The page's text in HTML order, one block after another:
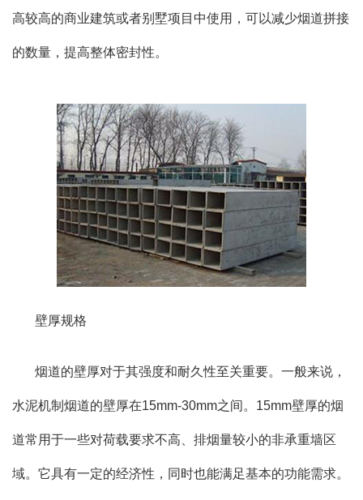
高较高的商业建筑或者别墅项目中使用，可以减少烟道拼接
的数量，提高整体密封性。
壁厚规格
烟道的壁厚对于其强度和耐久性至关重要。一般来说，
水泥机制烟道的壁厚在15mm-30mm之间。15mm壁厚的烟
道常用于一些对荷载要求不高、排烟量较小的非承重墙区
域。它具有一定的经济性，同时也能满足基本的功能需求。